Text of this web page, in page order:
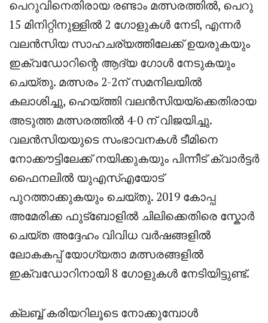
പെറുവിനെതിരായ രണ്ടാം മത്സരത്തിൽ, പെറു
15 മിനിറ്റിനുള്ളിൽ 2 ഗോളുകൾ നേടി, എന്നർ
വലൻസിയ സാഹചര്യത്തിലേക്ക് ഉയരുകയും
ഇക്വഡോറിന്റെ ആദ്യ ഗോൾ നേടുകയും
ചെയ്തു. മത്സരം 2-2ന് സമനിലയിൽ
കലാശിച്ചു, ഹെയ്ത്തി വലൻസിയയ്ക്കെതിരായ
അടുത്ത മത്സരത്തിൽ 4-0 ന് വിജയിച്ചു.
വലൻസിയയുടെ സംഭാവനകൾ ടീമിനെ
നോക്കൗട്ടിലേക്ക് നയിക്കുകയും പിന്നീട് ക്വാർട്ടർ
ഫൈനലിൽ യുഎസ്എയോട്
പുറത്താക്കുകയും ചെയ്തു. 2019 കോപ്പ
അമേരിക്ക ഫുട്ബോളിൽ ചിലിക്കെതിരെ സ്കോർ
ചെയ്ത അദ്ദേഹം വിവിധ വർഷങ്ങളിൽ
ലോകകപ്പ് യോഗ്യതാ മത്സരങ്ങളിൽ
ഇക്വഡോറിനായി 8 ഗോളുകൾ നേടിയിട്ടുണ്ട്.
ക്ലബ്ബ് കരിയറിലൂടെ നോക്കുമ്പോൾ